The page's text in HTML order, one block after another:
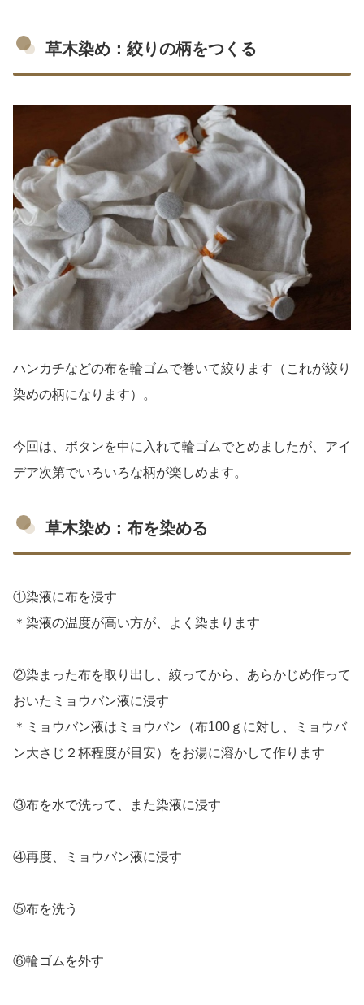
草木染め：絞りの柄をつくる
ハンカチなどの布を輪ゴムで巻いて絞ります（これが絞り
染めの柄になります）。
今回は、ボタンを中に入れて輪ゴムでとめましたが、アイ
デア次第でいろいろな柄が楽しめます。
草木染め：布を染める
①染液に布を浸す
＊染液の温度が高い方が、よく染まります
②染まった布を取り出し、絞ってから、あらかじめ作って
おいたミョウバン液に浸す
＊ミョウバン液はミョウバン（布100ｇに対し、ミョウバ
ン大さじ２杯程度が目安）をお湯に溶かして作ります
③布を水で洗って、また染液に浸す
④再度、ミョウバン液に浸す
⑤布を洗う
⑥輪ゴムを外す